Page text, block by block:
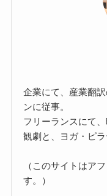
企業にて、産業翻
ンに従事。
フリーランスにて
観劇と、ヨガ・ピラ
（このサイトはア
す。）